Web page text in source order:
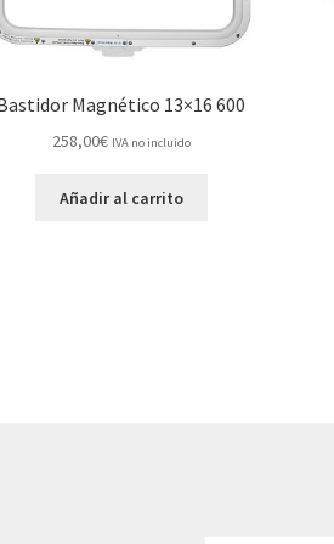
Magnético 13×16 600
258,00€ IVA no incluido
Añadir al carrito